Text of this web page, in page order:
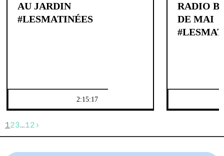
AU JARDIN
#LESMATINÉES
2:15:17
RADIO
DE MAI
123…12 ›